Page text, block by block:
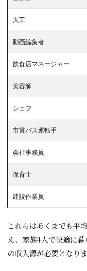
大工
動画編集者
飲食店マネージャー
美容師
シェフ
市営バス運転手
会社事務員
保育士
建設作業員
これらはあくまでも平
え、家族4人で快適に
の収入源が必要となりま